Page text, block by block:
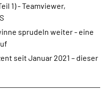
1) - Teamviewer,
sprudeln weiter - eine
seit Januar 2021 – dieser